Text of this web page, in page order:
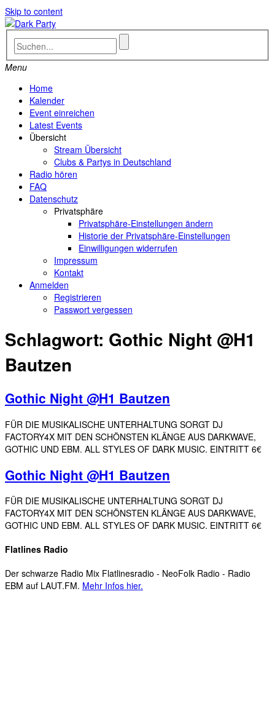
Skip to content
Menu
Home
Kalender
Event einreichen
Latest Events
Übersicht
Stream Übersicht
Clubs & Partys in Deutschland
Radio hören
FAQ
Datenschutz
Privatsphäre
Privatsphäre-Einstellungen ändern
Historie der Privatsphäre-Einstellungen
Einwilligungen widerrufen
Impressum
Kontakt
Anmelden
Registrieren
Passwort vergessen
Schlagwort: Gothic Night @H1
Bautzen
Gothic Night @H1 Bautzen
FÜR DIE MUSIKALISCHE UNTERHALTUNG SORGT DJ
FACTORY4X MIT DEN SCHÖNSTEN KLÄNGE AUS DARKWAVE,
GOTHIC UND EBM. ALL STYLES OF DARK MUSIC. EINTRITT 6€
Gothic Night @H1 Bautzen
FÜR DIE MUSIKALISCHE UNTERHALTUNG SORGT DJ
FACTORY4X MIT DEN SCHÖNSTEN KLÄNGE AUS DARKWAVE,
GOTHIC UND EBM. ALL STYLES OF DARK MUSIC. EINTRITT 6€
Flatlines Radio
Der schwarze Radio Mix Flatlinesradio - NeoFolk Radio - Radio
EBM auf LAUT.FM. Mehr Infos hier.